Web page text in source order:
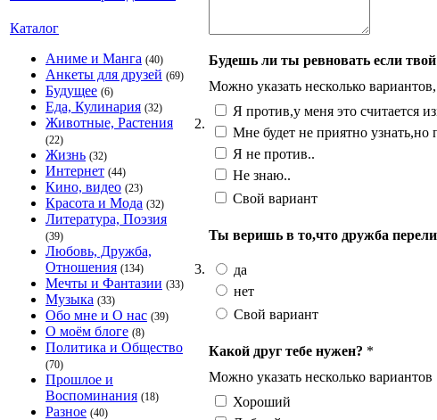
Каталог
Аниме и Манга (40)
Анкеты для друзей (69)
Будущее (6)
Еда, Кулинария (32)
Животные, Растения
(22)
Жизнь (32)
Интернет (44)
Кино, видео (23)
Красота и Мода (32)
Литература, Поэзия
(39)
Любовь, Дружба,
Отношения (134)
Мечты и Фантазии (33)
Музыка (33)
Обо мне и О нас (39)
О моём блоге (8)
Политика и Общество
(70)
Прошлое и
Воспоминания (18)
Разное (40)
2.
Будешь ли ты ревновать если
Можно указать несколько
Я против,у меня это считается
Мне будет не приятно узнать,но
Я не против..
Не знаю..
Свой вариант
3.
Ты веришь в то,что дружба
да
нет
Свой вариант
Какой друг тебе нужен? *
Можно указать несколько вариантов
Хороший